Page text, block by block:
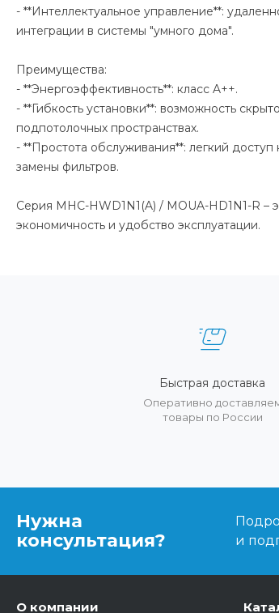
- **Интеллектуальное управление**:
интеграции в системы "умного дома".
Преимущества:
- **Энергоэффективность**: класс A++.
- **Гибкость установки**: возможность
подпотолочных пространствах.
- **Простота обслуживания**: легкий
замены фильтров.
Серия MHC-HWD1N1(A) / MOUA-HD1N1-R –
экономичность и удобство эксплуатации.
Быстрая доставка
Оперативно
товары по России
Нужна
консультация?
и
О компании